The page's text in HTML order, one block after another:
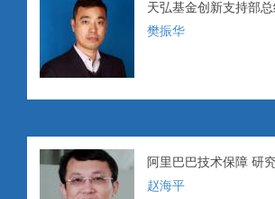
天弘基金创新支持部
樊振华
阿里巴巴技术保障 研
赵海平